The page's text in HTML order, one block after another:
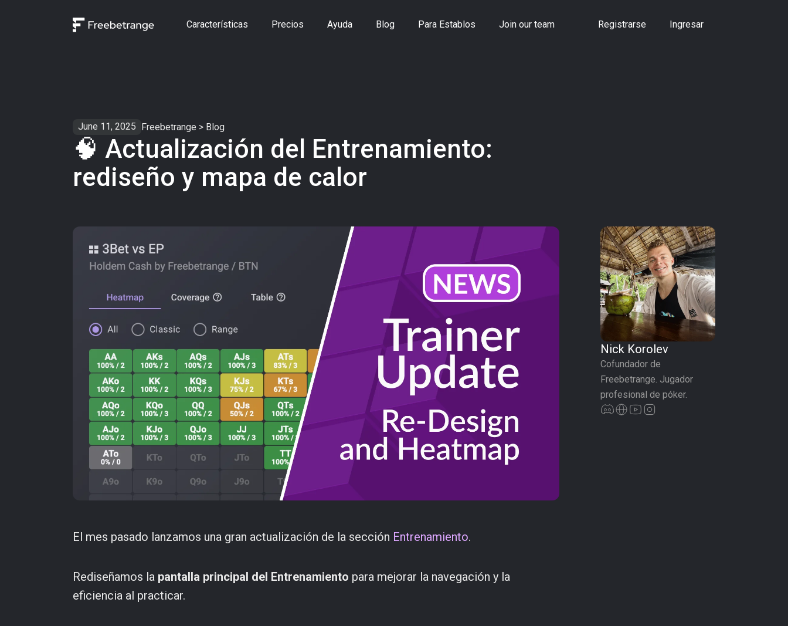
Características Precios Ayuda Blog Para Establos Join our team Registrarse Ingresar
June 11, 2025 Freebetrange > Blog
🧠 Actualización del Entrenamiento:
rediseño y mapa de calor
El mes pasado lanzamos una gran actualización de la sección Entrenamiento.
Rediseñamos la pantalla principal del Entrenamiento para mejorar la navegación y la
eficiencia al practicar.
Nick Korolev
Cofundador de
Freebetrange. Jugador
profesional de póker.